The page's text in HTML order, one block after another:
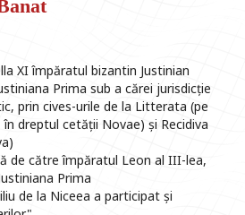
XI împăratul bizantin Justinian
Prima sub a cărei jurisdicție
prin cives-urile de la Litterata (pe
dreptul cetății Novae) și Recidiva
de către împăratul Leon al III-lea,
Prima
de la Niceea a participat și